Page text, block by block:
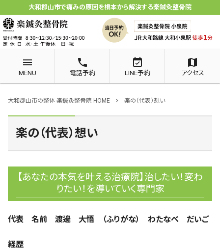
大和郡山市で痛みの原因を根本から解決する楽鍼灸整骨院
menu
MENU
phone
電話予約
event_available
LINE予約
map
アクセス
大和郡山市の整体 楽鍼灸整骨院 HOME chevron_right 楽の（代表）想い
楽の（代表）想い
【あなたの本気を叶える治療院】治したい！変わ
りたい！を導いていく専門家
代表 名前 渡邊 大悟 （ふりがな） わたなべ だいご
経歴